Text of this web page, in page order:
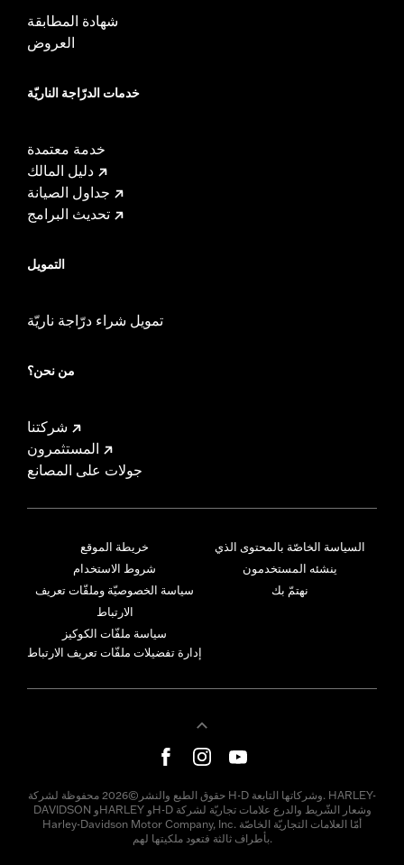
شهادة المطابقة
العروض
خدمات الدرّاجة الناريّة
خدمة معتمدة
دليل المالك
جداول الصيانة
تحديث البرامج
التمويل
تمويل شراء درّاجة ناريّة
من نحن؟
شركتنا
المستثمرون
جولات على المصانع
خريطة الموقع
شروط الاستخدام
سياسة الخصوصيّة وملفّات تعريف
الارتباط
سياسة ملفّات الكوكيز
إدارة تفضيلات ملفّات تعريف الارتباط
السياسة الخاصّة بالمحتوى الذي
ينشئه المستخدمون
نهتمّ بك
حقوق الطبع والنشر©2026 محفوظة لشركة H-D وشركاتها التابعة. HARLEY-
DAVIDSON وHARLEY وH-D وشعار الشّريط والدرع علامات تجاريّة لشركة
Harley-Davidson Motor Company, Inc. أمّا العلامات التجاريّة الخاصّة
بأطراف ثالثة فتعود ملكيتها لهم.